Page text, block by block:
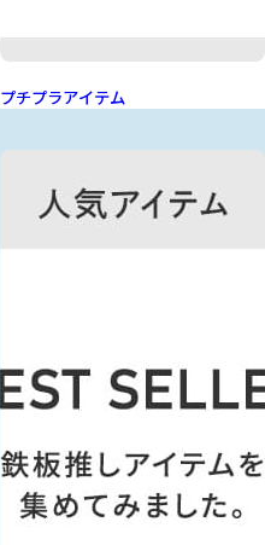
プチプラアイテム